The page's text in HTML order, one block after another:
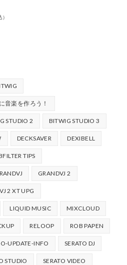
）
音楽を作ろう！
STUDIO 2 BITWIG STUDIO 3
DECKSAVER DEXIBELL
TIPS
GRANDVJ 2
2 XT UPG
LIQUID MUSIC MIXCLOUD
RELOOP ROB PAPEN
UPDATE-INFO SERATO DJ
STUDIO SERATO VIDEO